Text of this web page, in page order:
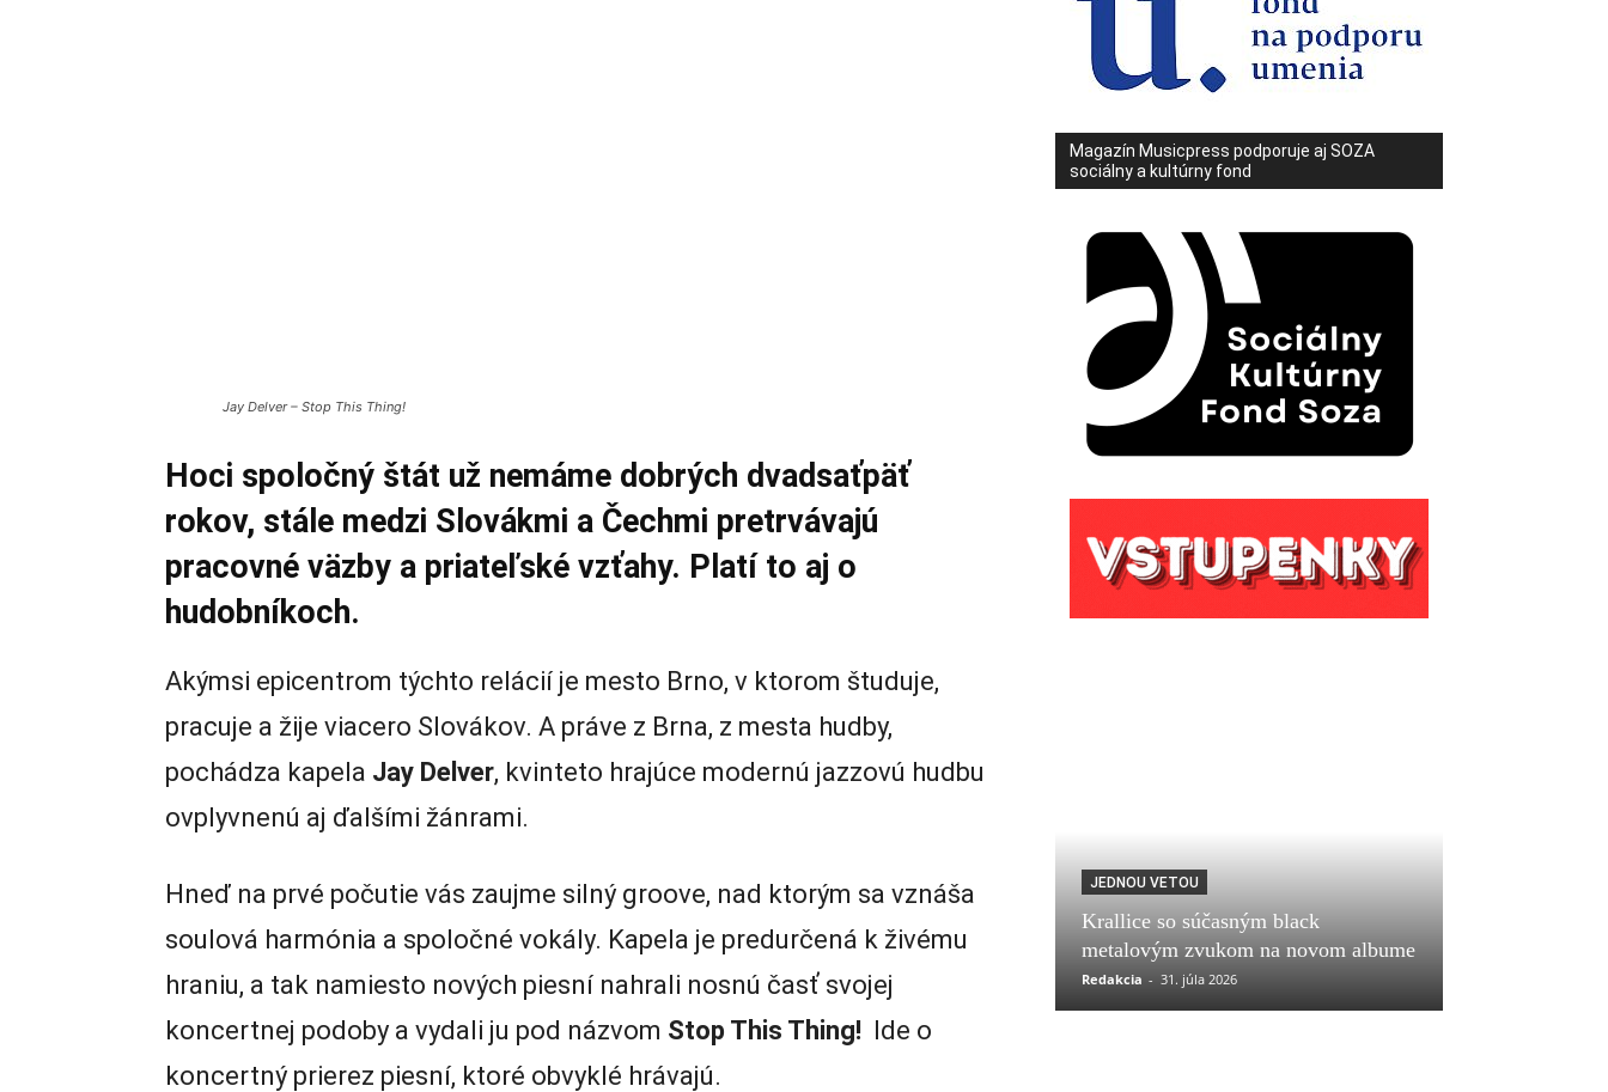
Jay Delver – Stop This Thing!
Hoci spoločný štát už nemáme dobrých dvadsaťpäť
rokov, stále medzi Slovákmi a Čechmi pretrvávajú
pracovné väzby a priateľské vzťahy. Platí to aj o
hudobníkoch.
Akýmsi epicentrom týchto relácií je mesto Brno, v ktorom študuje,
pracuje a žije viacero Slovákov. A práve z Brna, z mesta hudby,
pochádza kapela Jay Delver, kvinteto hrajúce modernú jazzovú hudbu
ovplyvnenú aj ďalšími žánrami.
Hneď na prvé počutie vás zaujme silný groove, nad ktorým sa vznáša
soulová harmónia a spoločné vokály. Kapela je predurčená k živému
hraniu, a tak namiesto nových piesní nahrali nosnú časť svojej
koncertnej podoby a vydali ju pod názvom Stop This Thing! Ide o
koncertný prierez piesní, ktoré obvyklé hrávajú.
Magazín Musicpress podporuje aj SOZA
sociálny a kultúrny fond
JEDNOU VETOU
Krallice so súčasným black
metalovým zvukom na novom albume
Redakcia - 31. júla 2026